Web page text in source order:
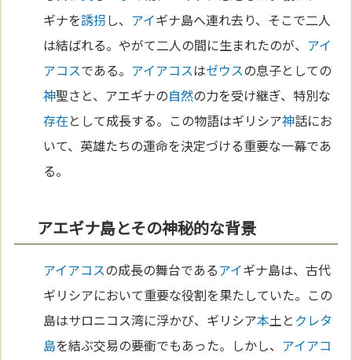
ギナを誘拐し、 アイギナ島へ連れ去り、そこで二人
は結ばれる。やがて二人の間に生まれたのが、 アイ
アコスである。 アイアコスはゼウスの息子としての
神聖さと、アエギナの自然の力を受け継ぎ、特別な
存在として成長する。この物語はギリシア神話にお
いて、英雄たちの運命を決定づける重要な一幕であ
る。
アエギナ島とその神秘的な背景
アイアコスの成長の舞台であるアイギナ島は、古代
ギリシアにおいて重要な役割を果たしていた。この
島はサロニコス湾に浮かび、ギリシア本土とクレタ
島を結ぶ交易の要衝でもあった。しかし、 アイアコ